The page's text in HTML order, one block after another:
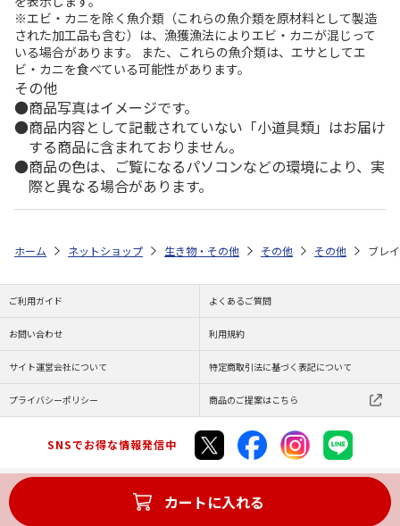
※エビ・カニを除く魚介類（これらの魚介類を原材料として製造
された加工品も含む）は、漁獲漁法によりエビ・カニが混じって
いる場合があります。 また、これらの魚介類は、エサとしてエ
ビ・カニを食べている可能性があります。
その他
商品写真はイメージです。
商品内容として記載されていない「小道具類」はお届け
する商品に含まれておりません。
商品の色は、ご覧になるパソコンなどの環境により、実
際と異なる場合があります。
カートに入れる
ホーム ネットショップ 生き物・その他 その他 その他 ブレ
ご利用ガイド よくあるご質問
お問い合わせ 利用規約
サイト運営会社について 特定商取引法に基づく表記について
プライバシーポリシー 商品のご提案はこちら
SNSでお得な情報発信中